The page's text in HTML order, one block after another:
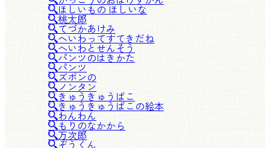
ほしいもの ほしいな
桃太郎
てづかあけみ
へいわってすてきだね
へいわとせんそう
パンツのはきかた
パンツ
ズボンの
ノンタン
きゅうきゅうばこ
きゅうきゅうばこの絵本
わんわん
もりのなかから
万次郎
ぞうくん